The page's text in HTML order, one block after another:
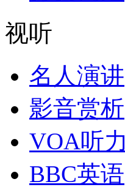
视听
名人演讲
影音赏析
VOA听力
BBC英语